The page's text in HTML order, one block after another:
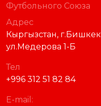
Футбольного Союза
Адрес
Кыргызстан,
ул.Медерова 1-Б
Тел
+996 312 51 82 84
E-mail: